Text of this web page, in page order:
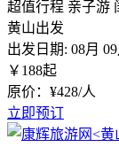
超值行程 亲子游
黄山出发
出发日期: 08月 09
￥ 188起
原价：¥428/人
立即预订